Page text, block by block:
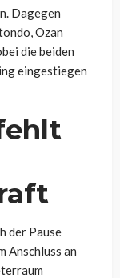
Dagegen
Ozan
die beiden
eingestiegen
der Pause
Anschluss an